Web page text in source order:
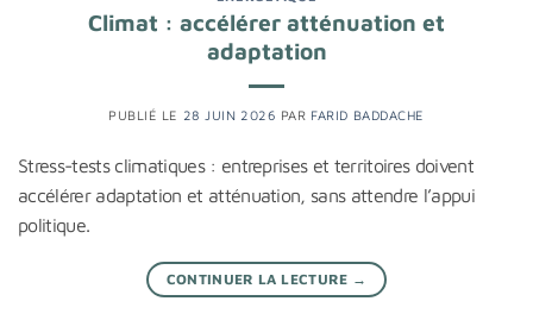
Climat : accélérer atténuation et
adaptation
PUBLIÉ LE 28 JUIN 2026 PAR FARID BADDACHE
Stress-tests climatiques : entreprises et territoires doivent
accélérer adaptation et atténuation, sans attendre l’appui
politique.
CONTINUER LA LECTURE →